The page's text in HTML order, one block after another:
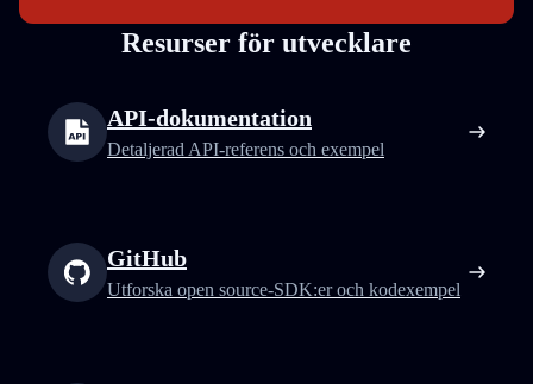
Resurser för utvecklare
API-dokumentation
Detaljerad API-referens och exempel
GitHub
Utforska open source-SDK:er och kodexempel